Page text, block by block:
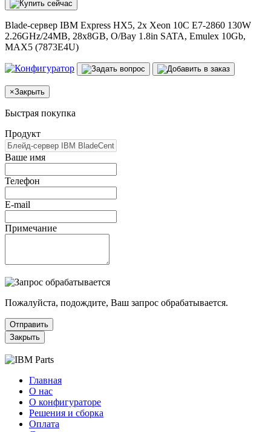
Blade-сервер IBM Express HX5, 2x Xeon 10C E7-2860 130W
2.26GHz/24MB, 28x8GB, O/Bay 1.8in SATA, Emulex 10Gb,
MAX5 (7873E4U)
×Закрыть
Быстрая покупка
Продукт
Ваше имя
Телефон
E-mail
Примечание
Пожалуйста, подождите, Ваш запрос обрабатывается.
Отправить
Закрыть
Главная
О нас
О конфигураторе
Решения и сборка
Оплата